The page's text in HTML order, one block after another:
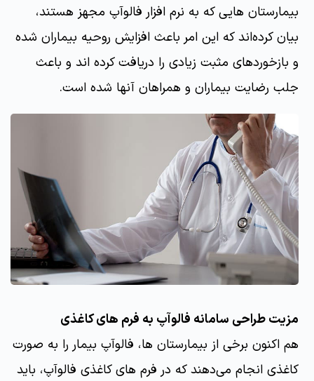
بیمارستان هایی که به نرم افزار فالوآپ مجهز هستند،
بیان کرده‌اند که این امر باعث افزایش روحیه بیماران شده
و بازخوردهای مثبت زیادی را دریافت کرده اند و باعث
جلب رضایت بیماران و همراهان آنها شده است.
مزیت طراحی سامانه فالوآپ به فرم های کاغذی
هم اکنون برخی از بیمارستان ها، فالوآپ بیمار را به صورت
کاغذی انجام می‌دهند که در فرم های کاغذی فالوآپ، باید